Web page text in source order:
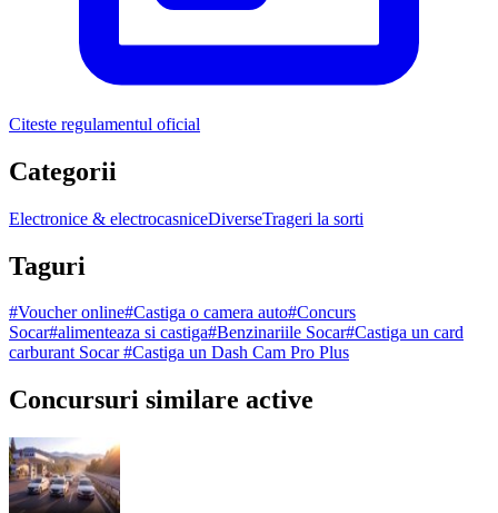
Citeste regulamentul oficial
Categorii
Electronice & electrocasniceDiverseTrageri la sorti
Taguri
#Voucher online#Castiga o camera auto#Concurs
Socar#alimenteaza si castiga#Benzinariile Socar#Castiga un card
carburant Socar#Castiga un Dash Cam Pro Plus
Concursuri similare active